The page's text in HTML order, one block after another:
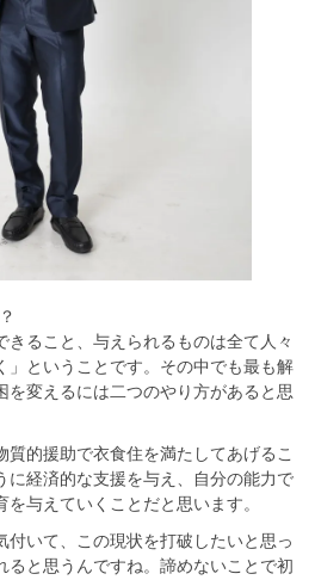
ること、与えられるものは全て人々
」ということです。その中でも最も解
を変えるには二つのやり方があると思
質的援助で衣食住を満たしてあげるこ
に経済的な支援を与え、自分の能力で
与えていくことだと思います。
付いて、この現状を打破したいと思っ
ると思うんですね。諦めないことで初